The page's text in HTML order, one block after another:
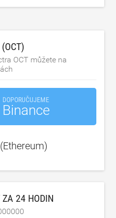
OCT můžete na
DOPORUČUJEME
Binance
ZA 24 HODIN